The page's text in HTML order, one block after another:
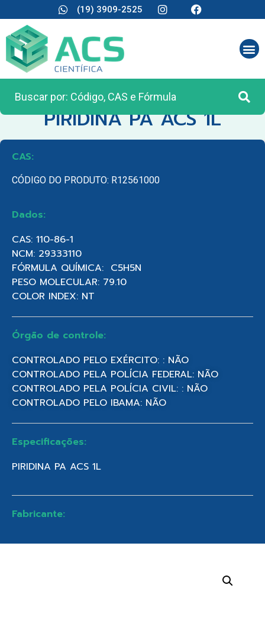
(19) 3909-2525
CATEGORIA:REAGENTES ANALÍTICOS
PIRIDINA PA ACS 1L
CAS:
CÓDIGO DO PRODUTO: R12561000
Dados:
CAS: 110-86-1
NCM: 29333110
FÓRMULA QUÍMICA: C5H5N
PESO MOLECULAR: 79.10
COLOR INDEX: NT
Órgão de controle:
CONTROLADO PELO EXÉRCITO: : NÃO
CONTROLADO PELA POLÍCIA FEDERAL: NÃO
CONTROLADO PELA POLÍCIA CIVIL: : NÃO
CONTROLADO PELO IBAMA: NÃO
Especificações:
PIRIDINA PA ACS 1L
Fabricante: